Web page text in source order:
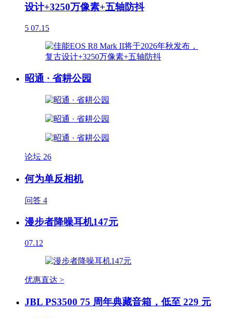
设计+3250万像素+五轴防抖
5 07.15
昭通 · 省耕公园
论坛 26
何为单反相机
问答 4
漫步者降噪耳机147元
07.12
优惠直达 >
JBL PS3500 75 周年典藏音箱，低至 229 元